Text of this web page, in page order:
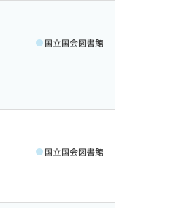
国立国会図書館
国立国会図書館